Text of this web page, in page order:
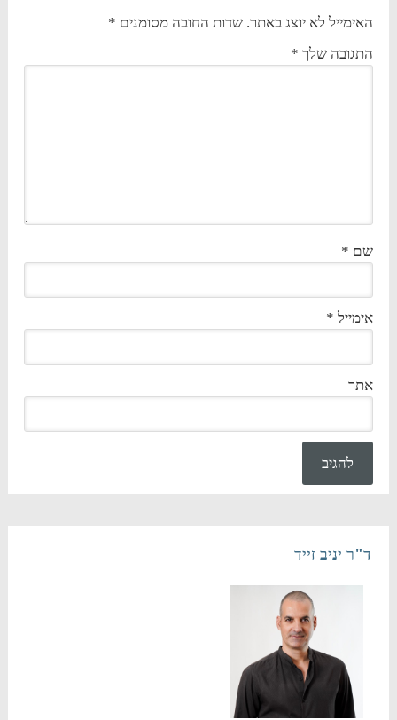
האימייל לא יוצג באתר. שדות החובה מסומנים *
התגובה שלך *
שם *
אימייל *
אתר
ד"ר יניב זייד